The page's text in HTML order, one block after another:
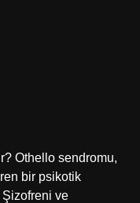
Othello sendromu,
bir psikotik
Şizofreni ve